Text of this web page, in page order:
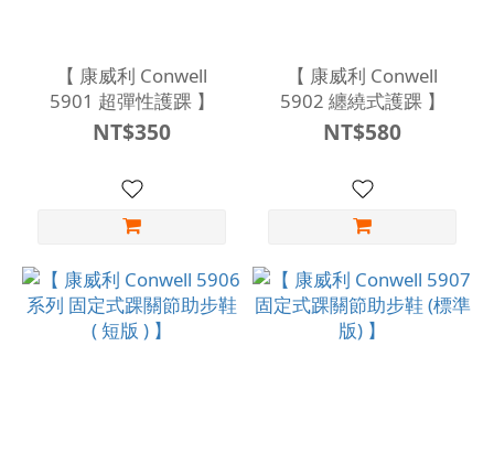
【 康威利 Conwell
5901 超彈性護踝 】
NT$350
【 康威利 Conwell
5902 纏繞式護踝 】
NT$580